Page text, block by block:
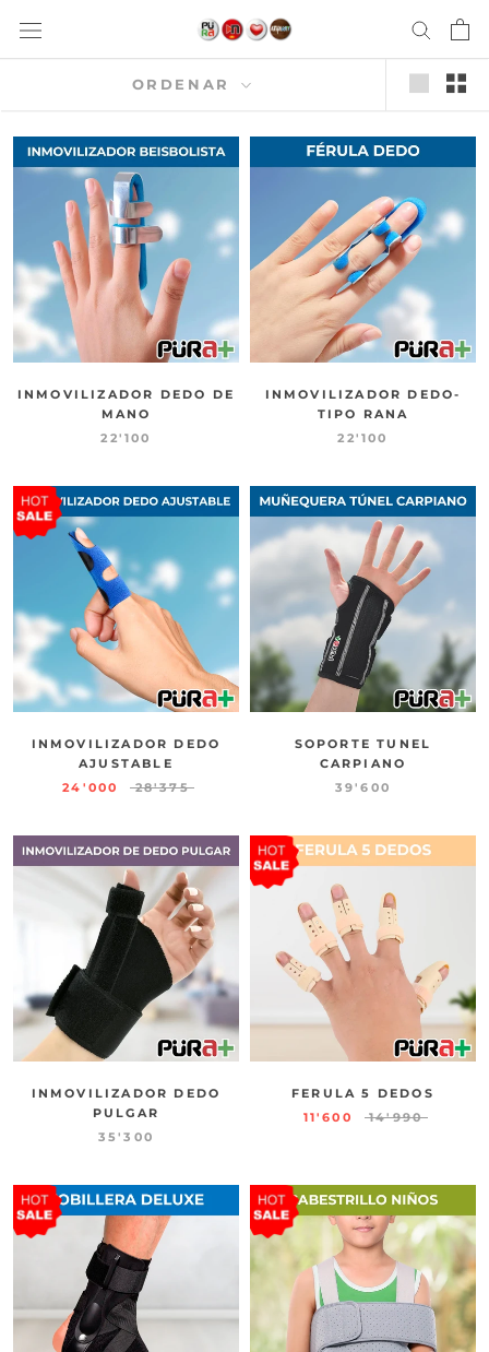
contenido
ORDENAR
INMOVILIZADOR DEDO DE
MANO
22'100
INMOVILIZADOR DEDO-
TIPO RANA
22'100
INMOVILIZADOR DEDO
AJUSTABLE
24'000
28'375
SOPORTE TUNEL
CARPIANO
39'600
INMOVILIZADOR DEDO
PULGAR
35'300
FERULA 5 DEDOS
11'600
14'990